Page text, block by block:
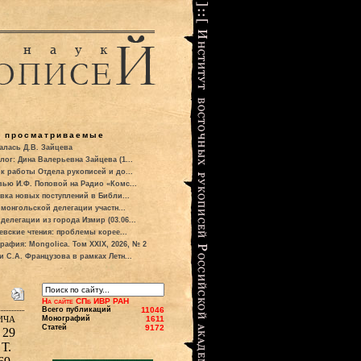
просматриваемые
Д.В. Зайцева
Дина Валерьевна Зайцева (1...
работы Отдела рукописей и до...
И.Ф. Поповой на Радио «Комс...
новых поступлений в Библи...
делегации участн...
из города Измир (03.06...
чтения: проблемы корее...
Mongolica. Том XXIX, 2026, № 2
С.А. Французова в рамках Летн...
29
На сайте СПб ИВР РАН
Всего публикаций 11046
Монографий 1611
Статей 9172